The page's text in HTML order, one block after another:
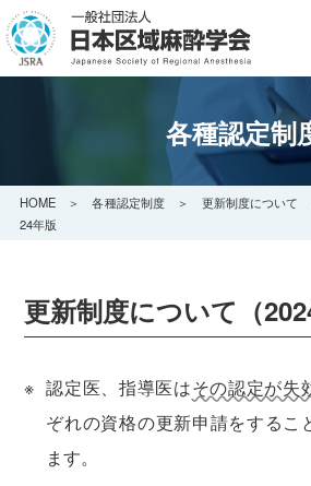
各種認定制
HOME＞各種認定制度 ＞ 更新制度について
24年版
更新制度について（
認定医、指導医はその認定が失
ぞれの資格の更新申請をするこ
ます。